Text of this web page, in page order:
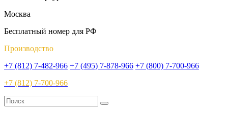
Москва
Бесплатный номер для РФ
Производство
+7 (812) 7-482-966 +7 (495) 7-878-966 +7 (800) 7-700-966
+7 (812) 7-700-966